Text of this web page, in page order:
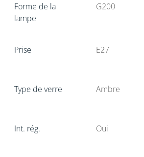
Forme de la
lampe
G200
Prise E27
Type de verre Ambre
Int. rég. Oui